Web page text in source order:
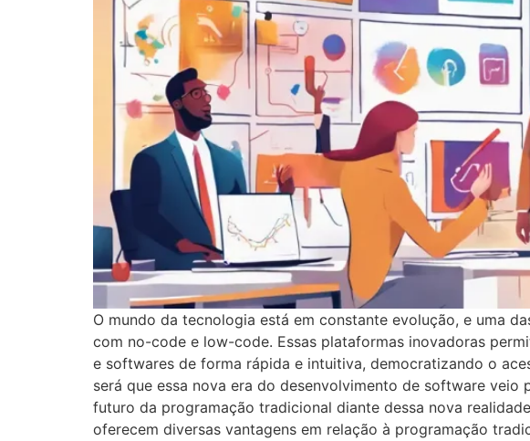
O mundo da tecnologia está em constante evolução, e uma
com no-code e low-code. Essas plataformas inovadoras
e softwares de forma rápida e intuitiva, democratizando o
será que essa nova era do desenvolvimento de software
futuro da programação tradicional diante dessa nova
oferecem diversas vantagens em relação à programação